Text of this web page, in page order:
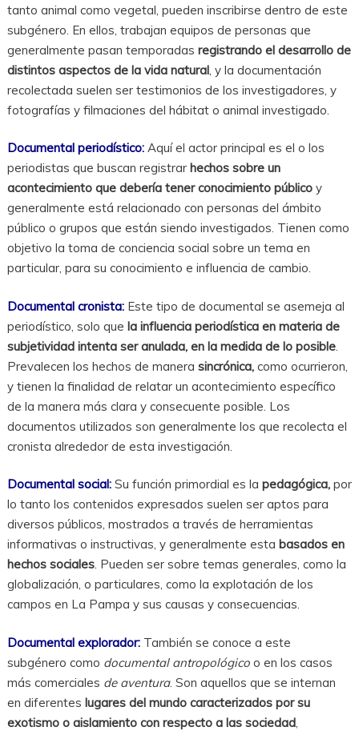
tanto animal como vegetal, pueden inscribirse dentro de este
subgénero. En ellos, trabajan equipos de personas que
generalmente pasan temporadas registrando el desarrollo de
distintos aspectos de la vida natural, y la documentación
recolectada suelen ser testimonios de los investigadores, y
fotografías y filmaciones del hábitat o animal investigado.
Documental periodístico:Aquí el actor principal es el o los
periodistas que buscan registrar hechos sobre un
acontecimiento que debería tener conocimiento públicoy
generalmente está relacionado con personas del ámbito
público o grupos que están siendo investigados. Tienen como
objetivo la toma de conciencia social sobre un tema en
particular, para su conocimiento e influencia de cambio.
Documental cronista: Este tipo de documental se asemeja al
periodístico, solo que la influencia periodística en materia de
subjetividad intenta ser anulada, en la medida de lo posible.
Prevalecen los hechos de manera sincrónica,como ocurrieron,
y tienen la finalidad de relatar un acontecimiento específico
de la manera más clara y consecuente posible. Los
documentos utilizados son generalmente los que recolecta el
cronista alrededor de esta investigación.
Documental social:Su función primordial es la pedagógica,por
lo tanto los contenidos expresados suelen ser aptos para
diversos públicos, mostrados a través de herramientas
informativas o instructivas, y generalmente esta basados en
hechos sociales. Pueden ser sobre temas generales, como la
globalización, o particulares, como la explotación de los
campos en La Pampa y sus causas y consecuencias.
Documental explorador: También se conoce a este
subgénero como documental antropológicoo en los casos
más comerciales de aventura. Son aquellos que se internan
en diferentes lugares del mundo caracterizados por su
exotismo o aislamiento con respecto a las sociedad,